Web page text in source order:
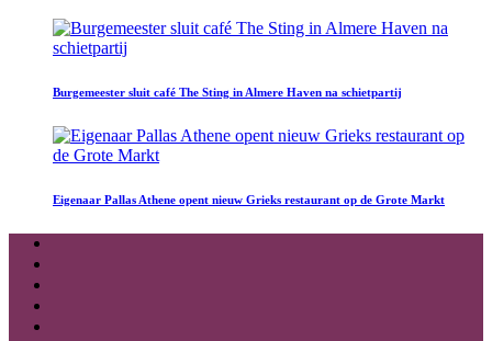
Burgemeester sluit café The Sting in Almere Haven na schietpartij
Eigenaar Pallas Athene opent nieuw Grieks restaurant op de Grote Markt